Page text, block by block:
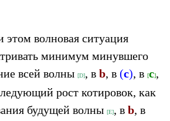
волновая ситуация
минимум минувшего
всей волны [D], в b, в (с), в [с],
рост котировок, как
будущей волны [Е], в b, в